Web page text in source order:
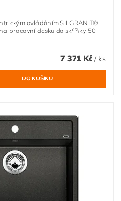
ovládáním SILGRANIT®
pracovní desku do skříňky 50
7 371 Kč / ks